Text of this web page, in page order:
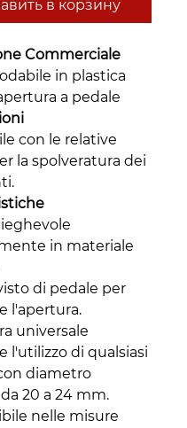
в корзину
Commerciale
in plastica
a pedale
con le relative
la spolveratura dei
in materiale
di pedale per
l'apertura.
universale
l'utilizzo di qualsiasi
diametro
20 a 24 mm.
nelle misure